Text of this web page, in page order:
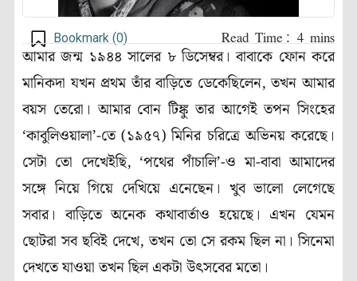
Bookmark (0)
আমার জন্ম ১৯৪৪ সালের ৮ ডিসেম্বর। বাবাকে ফোন করে
মানিকদা যখন প্রথম তাঁর বাড়িতে ডেকেছিলেন,তখন আমার
বয়স তেরো। আমার বোন টিঙ্কু তার আগেই তপন সিংহের
‘কাবুলিওয়ালা’-তে(১৯৫৭) মিনির চরিত্রে অভিনয় করেছে।
সেটা তো দেখেইছি, ‘পথের পাঁচালি’-ও মা-বাবা আমাদের
সঙ্গে নিয়ে গিয়ে দেখিয়ে এনেছেন। খুব ভালো লেগেছে
সবার। বাড়িতে অনেক কথাবার্তাও হয়েছে। এখন যেমন
ছোটরা সব ছবিই দেখে,তখন তো সে রকম ছিল না। সিনেমা
দেখতে যাওয়া তখন ছিল একটা উৎসবের মতো।